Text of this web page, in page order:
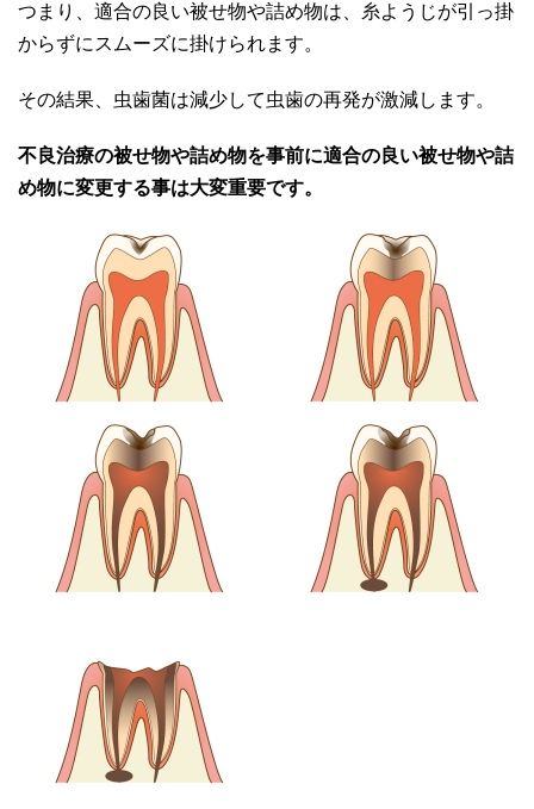
つまり、適合の良い被せ物や詰め物は、糸ようじが引っ掛
からずにスムーズに掛けられます。
その結果、虫歯菌は減少して虫歯の再発が激減します。
不良治療の被せ物や詰め物を事前に適合の良い被せ物や詰
め物に変更する事は大変重要です。